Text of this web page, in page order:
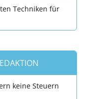
Techniken für
keine Steuern